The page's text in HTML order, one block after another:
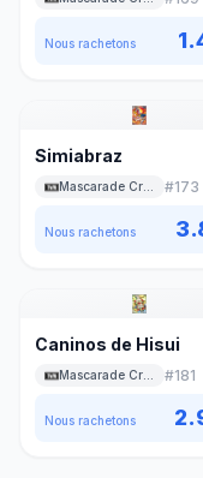
Nous rachetons
Simiabraz
#173
Nous rachetons
Caninos de Hisui
#181
Nous rachetons